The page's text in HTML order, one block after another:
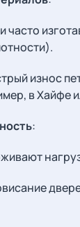
часто
износ
в Хайфе
: